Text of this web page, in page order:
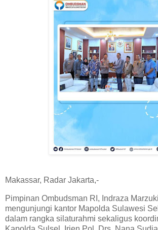
Makassar, Radar Jakarta,-
Pimpinan Ombudsman RI, Indraza
mengunjungi kantor Mapolda Sulawesi
dalam rangka silaturahmi sekaligus